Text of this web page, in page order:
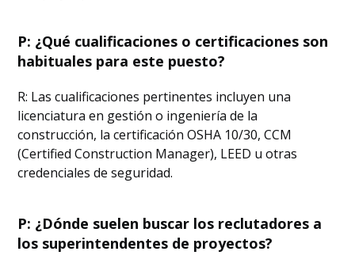
P: ¿Qué cualificaciones o certificaciones son
habituales para este puesto?
R: Las cualificaciones pertinentes incluyen una
licenciatura en gestión o ingeniería de la
construcción, la certificación OSHA 10/30, CCM
(Certified Construction Manager), LEED u otras
credenciales de seguridad.
P: ¿Dónde suelen buscar los reclutadores a
los superintendentes de proyectos?